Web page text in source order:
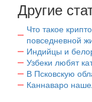
Другие
Что такое
повседневной
Индийцы и
Узбеки любят
В Псковскую
Каннаваро